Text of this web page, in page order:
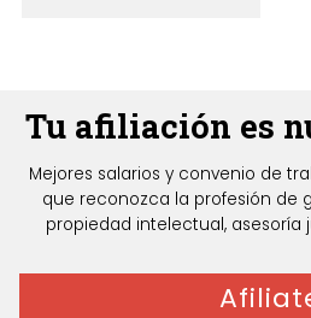
Tu afiliación es
Mejores salarios y convenio de
que reconozca la profesión de
propiedad intelectual, asesoría